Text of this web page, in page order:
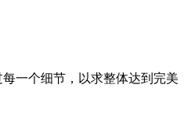
一个细节，以求整体达到完美